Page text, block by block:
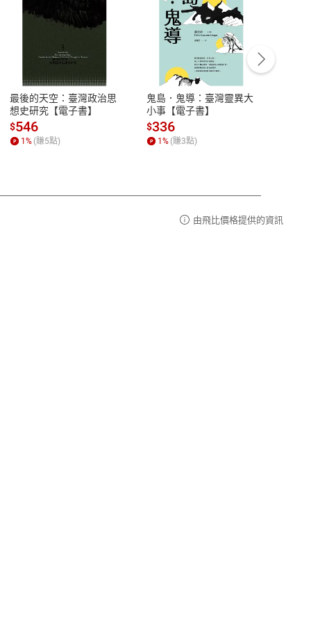
性
參
服務時間：週一到週五 10:00-12:00、
13:00-17:00 (國定假日及例假日休息)
客服電話：0080-1857077
最後的天空：臺灣政治思
想史研究【電子書】
$546
1% (賺5點)
鬼島．鬼導：臺灣靈異大
小事【電子書】
$336
1% (賺3點)
由飛比價格提供的資訊